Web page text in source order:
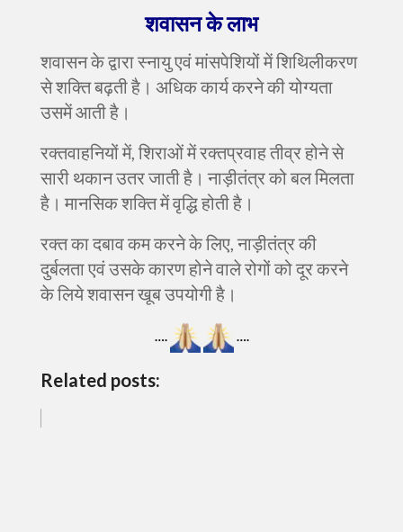
शवासनकेलाभ
शवासन के द्वारा स्नायु एवं मांसपेशियों में शिथिलीकरण
से शक्ति बढ़ती है। अधिक कार्य करने की योग्यता
उसमें आती है।
रक्तवाहनियों में, शिराओं में रक्तप्रवाह तीव्र होने से
सारी थकान उतर जाती है। नाड़ीतंत्र को बल मिलता
है। मानसिक शक्ति में वृद्धि होती है।
रक्त का दबाव कम करने के लिए, नाड़ीतंत्र की
दुर्बलता एवं उसके कारण होने वाले रोगों को दूर करने
के लिये शवासन खूब उपयोगी है।
…. ….
Related posts: